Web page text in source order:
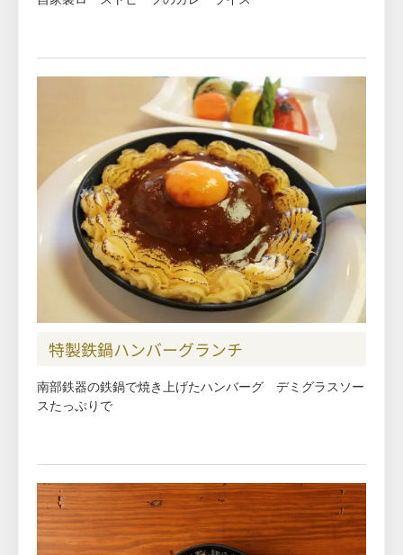
特製鉄鍋ハンバーグランチ
南部鉄器の鉄鍋で焼き上げたハンバーグ デミグラスソー
スたっぷりで